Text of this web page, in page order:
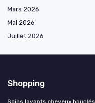
Mars 2026
Mai 2026
Juillet 2026
Shopping
Soins lavants cheveux bouclés